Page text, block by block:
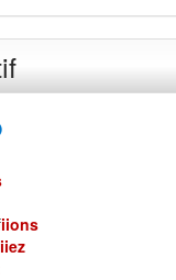
iions
iiez